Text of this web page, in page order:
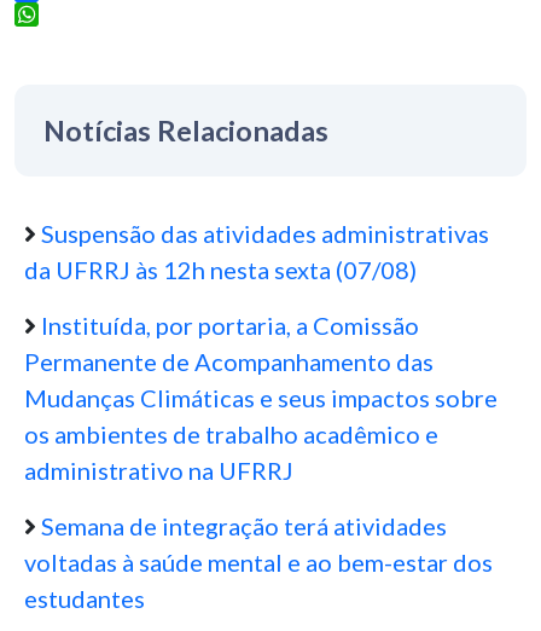
Facebook
Notícias Relacionadas
Suspensão das atividades administrativas
da UFRRJ às 12h nesta sexta (07/08)
Instituída, por portaria, a Comissão
Permanente de Acompanhamento das
Mudanças Climáticas e seus impactos sobre
os ambientes de trabalho acadêmico e
administrativo na UFRRJ
Semana de integração terá atividades
voltadas à saúde mental e ao bem-estar dos
estudantes